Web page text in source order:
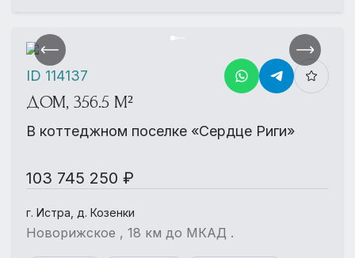
ДОМ, 356.5 М²
В коттеджном поселке «Сердце Риги»
103 745 250 ₽
г. Истра, д. Козенки
Новорижское , 18 км до МКАД .
ID 114137